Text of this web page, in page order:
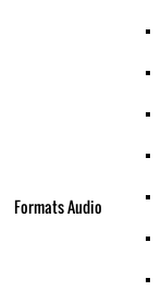
Formats Audio